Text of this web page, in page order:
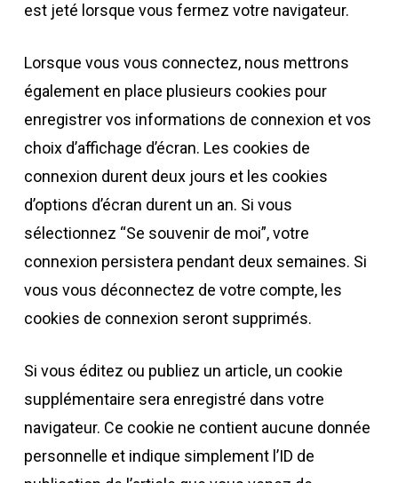
est jeté lorsque vous fermez votre navigateur.
Lorsque vous vous connectez, nous mettrons
également en place plusieurs cookies pour
enregistrer vos informations de connexion et vos
choix d’affichage d’écran. Les cookies de
connexion durent deux jours et les cookies
d’options d’écran durent un an. Si vous
sélectionnez “Se souvenir de moi”, votre
connexion persistera pendant deux semaines. Si
vous vous déconnectez de votre compte, les
cookies de connexion seront supprimés.
Si vous éditez ou publiez un article, un cookie
supplémentaire sera enregistré dans votre
navigateur. Ce cookie ne contient aucune donnée
personnelle et indique simplement l’ID de